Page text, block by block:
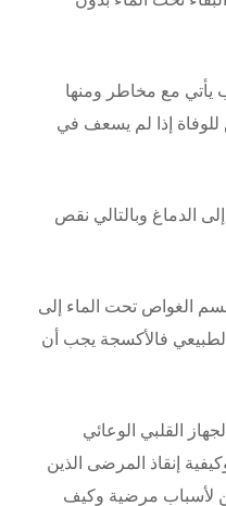
مع مخاطر ومنها
إذا لم يسعف في
الدماغ وبالتالي نقص
الغواص تحت الماء إلى
فالأكسجة يجب أن
القلبي الوعائي
إنقاذ المرضى الذين
لأسباب مرضية وكيف